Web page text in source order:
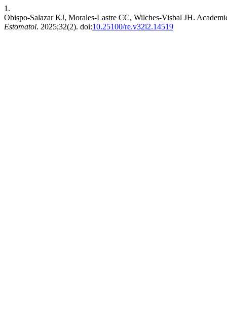
1.
Obispo-Salazar KJ, Morales-Lastre CC, Wilches-Visbal JH.
Estomatol. 2025;32(2). doi:10.25100/re.v32i2.14519